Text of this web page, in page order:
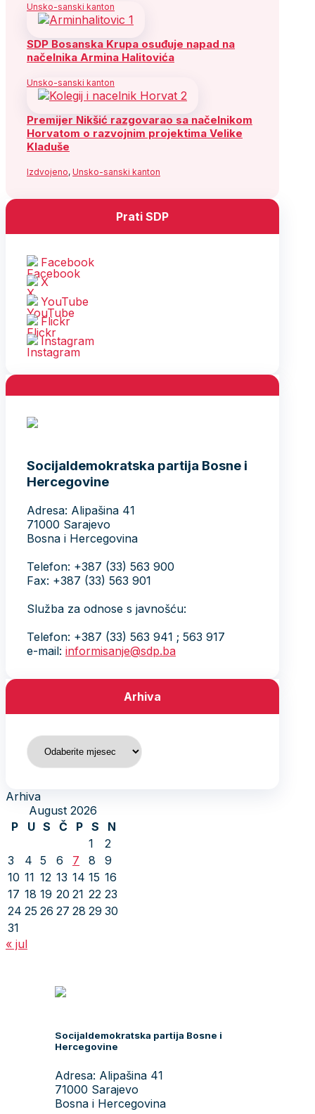
Unsko-sanski kanton
SDP Bosanska Krupa osuđuje napad na
načelnika Armina Halitovića
Unsko-sanski kanton
Premijer Nikšić razgovarao sa načelnikom
Horvatom o razvojnim projektima Velike
Kladuše
Izdvojeno, Unsko-sanski kanton
Prati SDP
Facebook
X
YouTube
Flickr
Instagram
Socijaldemokratska partija Bosne i
Hercegovine
Adresa: Alipašina 41
71000 Sarajevo
Bosna i Hercegovina
Telefon: +387 (33) 563 900
Fax: +387 (33) 563 901
Služba za odnose s javnošću:
Telefon: +387 (33) 563 941 ; 563 917
e-mail: informisanje@sdp.ba
Arhiva
Arhiva
Arhiva
August 2026
P
U S Č P S
N
1
2
3
4 5 6 7 8
9
10 11 12 13 14 15 16
17 18 19 20 21 22 23
24 25 26 27 28 29 30
31
« jul
Socijaldemokratska partija Bosne i
Hercegovine
Adresa: Alipašina 41
71000 Sarajevo
Bosna i Hercegovina